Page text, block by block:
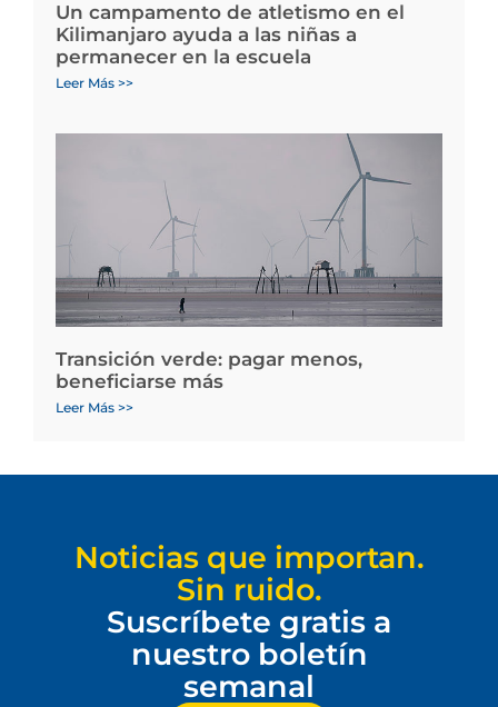
Un campamento de atletismo en el
Kilimanjaro ayuda a las niñas a
permanecer en la escuela
Leer Más >>
Transición verde: pagar menos,
beneficiarse más
Leer Más >>
Noticias que importan.
Sin ruido.
Suscríbete gratis a
nuestro boletín
semanal